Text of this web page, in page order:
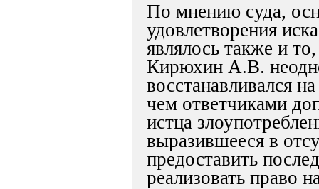
По мнению суда,
удовлетворения
являлось также и
Кирюхин А.В.
восстанавливался
чем ответчиками
истца
выразившееся в
предоставить
реализовать право